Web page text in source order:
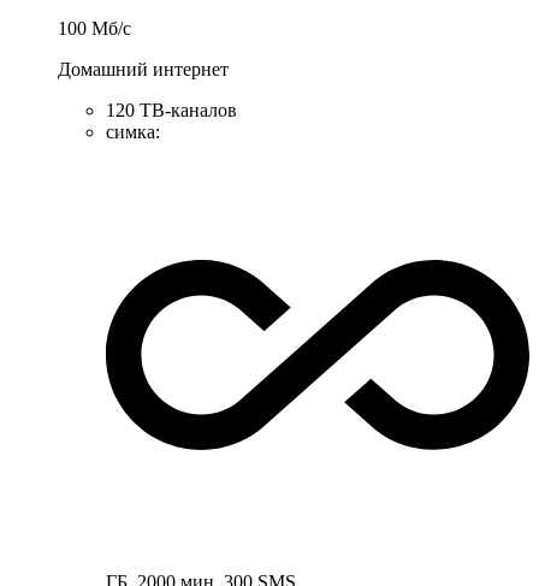
100 Мб/c
Домашний интернет
120 ТВ-каналов
симка: